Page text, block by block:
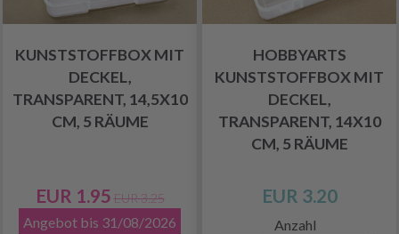
KUNSTSTOFFBOX MIT
DECKEL,
TRANSPARENT, 14,5X10
CM, 5 RÄUME
EUR 1.95 EUR 3.25
Angebot bis 31/08/2026
HOBBYARTS
KUNSTSTOFFBOX MIT
DECKEL,
TRANSPARENT, 14X10
CM, 5 RÄUME
EUR 3.20
Anzahl